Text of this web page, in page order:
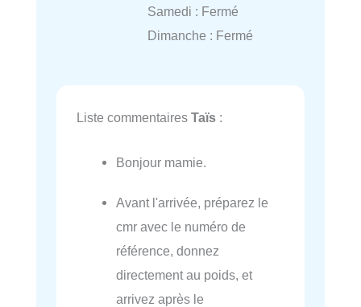
Samedi : Fermé
Dimanche : Fermé
Liste commentaires Taïs :
Bonjour mamie.
Avant l'arrivée, préparez le
cmr avec le numéro de
référence, donnez
directement au poids, et
arrivez après le